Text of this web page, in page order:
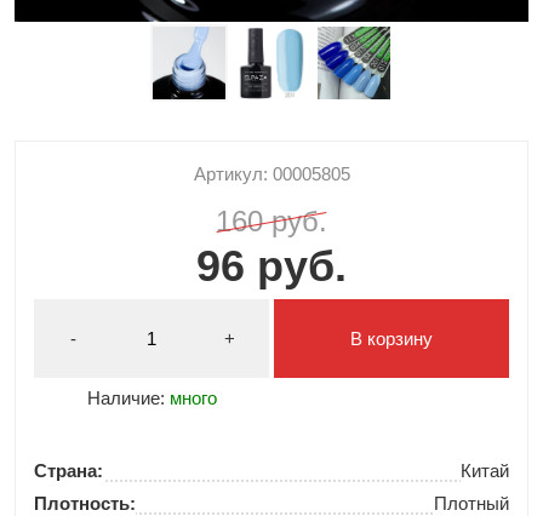
Артикул: 00005805
160 руб.
96 руб.
- +
Наличие: много
В корзину
Страна:
Китай
Плотность:
Плотный